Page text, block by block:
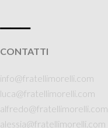
CONTATTI
info@fratellimorelli.com
luca@fratellimorelli.com
alfredo@fratellimorelli.com
alessia@fratellimorelli.com